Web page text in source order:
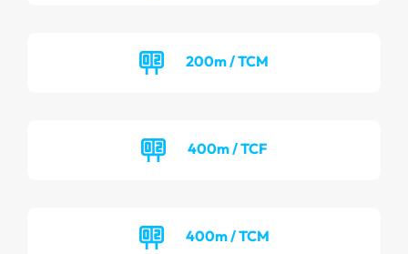
200m / TCM
400m / TCF
400m / TCM